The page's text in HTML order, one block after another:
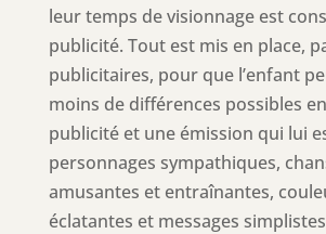
leur temps de visionnage est
publicité. Tout est mis en place,
publicitaires, pour que l’enfant
moins de différences possibles
publicité et une émission qui lui
personnages sympathiques,
amusantes et entraînantes,
éclatantes et messages